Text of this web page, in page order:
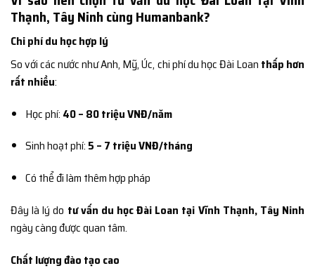
Thạnh, Tây Ninh cùng Humanbank?
Chi phí du học hợp lý
So với các nước như Anh, Mỹ, Úc, chi phí du học Đài Loan thấp hơn
rất nhiều:
Học phí: 40 – 80 triệu VNĐ/năm
Sinh hoạt phí: 5 – 7 triệu VNĐ/tháng
Có thể đi làm thêm hợp pháp
Đây là lý do tư vấn du học Đài Loan tại Vĩnh Thạnh, Tây Ninh
ngày càng được quan tâm.
Chất lượng đào tạo cao